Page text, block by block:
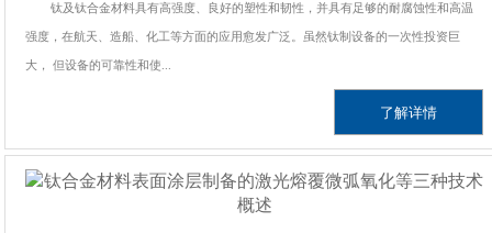
钛及钛合金材料具有高强度、良好的塑性和韧性，并具有足够的耐腐蚀性和高温
强度，在航天、造船、化工等方面的应用愈发广泛。虽然钛制设备的一次性投资巨
大， 但设备的可靠性和使...
了解详情